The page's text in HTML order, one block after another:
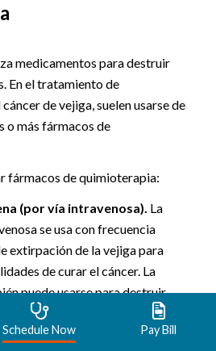
medicamentos para destruir
En el tratamiento de
de vejiga, suelen usarse de
o más fármacos de
fármacos de quimioterapia:
(por vía intravenosa). La
se usa con frecuencia
extirpación de la vejiga para
de curar el cáncer. La
puede usarse para destruir
que puedan quedar después
situaciones, la quimioterapia
Schedule Now Pay Bill